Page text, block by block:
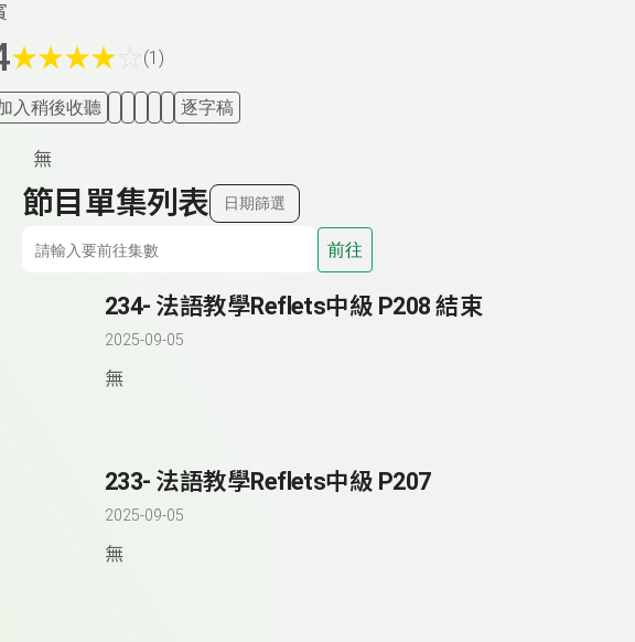
★★★★ (1)
入稍後收聽 逐字稿
無
節目單集列表 日期篩選
前往
234- 法語教學Reflets中級 P208 結束
2025-09-05
無
233- 法語教學Reflets中級 P207
2025-09-05
無